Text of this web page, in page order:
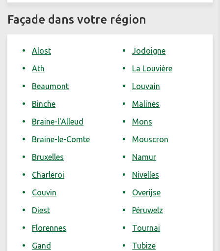
Façade dans votre région
Alost
Ath
Beaumont
Binche
Braine-l'Alleud
Braine-le-Comte
Bruxelles
Charleroi
Couvin
Diest
Florennes
Gand
Jodoigne
La Louvière
Louvain
Malines
Mons
Mouscron
Namur
Nivelles
Overijse
Péruwelz
Tournai
Tubize